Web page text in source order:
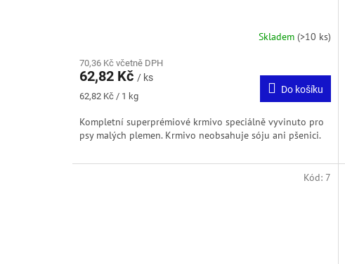
Skladem(>10 ks)
70,36 Kč včetně DPH
62,82 Kč / ks
Měrná
62,82 Kč / 1 kg
Do košíku
Kompletní superprémiové krmivo speciálně vyvinuto pro
psy malých plemen. Krmivo neobsahuje sóju ani pšenici.
Kód: 7